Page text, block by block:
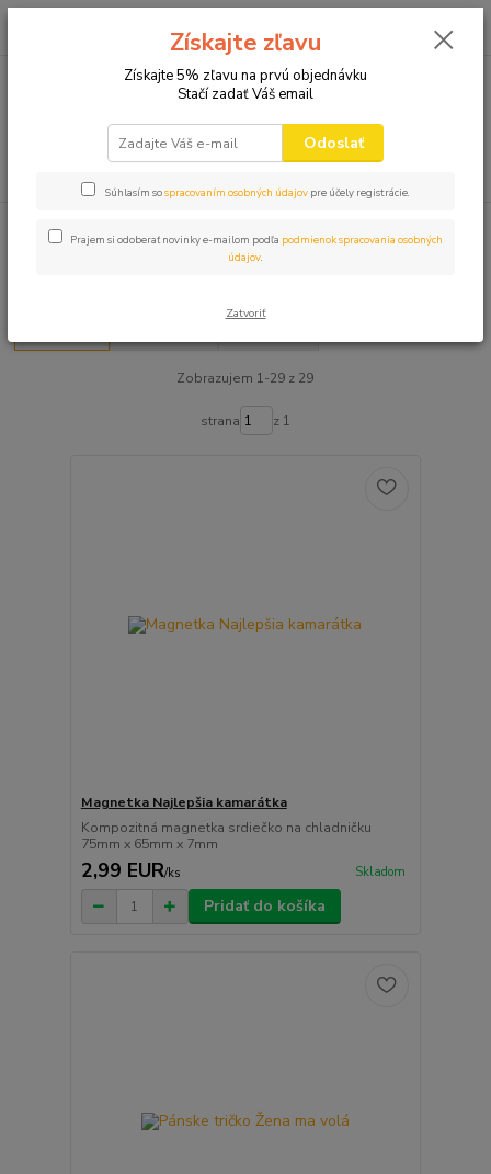
0,00 EUR
ROZLÚČKA SO SLOBODOU
Zobrazujem 1-29 z 29
strana z 1
Magnetka Najlepšia kamarátka
Kompozitná magnetka srdiečko na chladničku
75mm x 65mm x 7mm
2,99 EUR/ks Skladom
Pridať do košíka
Získajte zľavu
Získajte 5% zľavu na prvú objednávku
Stačí zadať Váš email
Odoslať
Súhlasím sospracovaním osobných údajov pre účely registrácie.
Prajem si odoberať novinky e-mailom podľa podmienok spracovania osobných
údajov.
Zatvoriť